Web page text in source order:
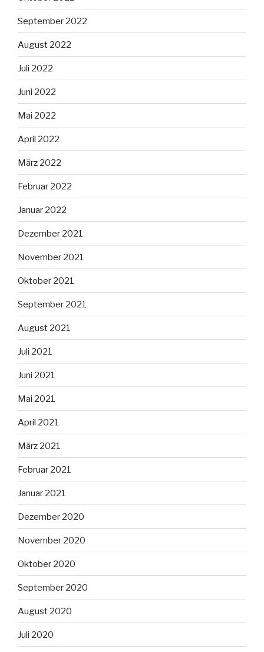
September 2022
August 2022
Juli 2022
Juni 2022
Mai 2022
April 2022
März 2022
Februar 2022
Januar 2022
Dezember 2021
November 2021
Oktober 2021
September 2021
August 2021
Juli 2021
Juni 2021
Mai 2021
April 2021
März 2021
Februar 2021
Januar 2021
Dezember 2020
November 2020
Oktober 2020
September 2020
August 2020
Juli 2020